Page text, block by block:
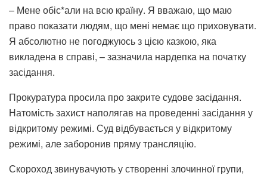
– Мене обіс*али на всю країну. Я вважаю, що маю
право показати людям, що мені немає що приховувати.
Я абсолютно не погоджуюсь з цією казкою, яка
викладена в справі, – зазначила нардепка на початку
засідання.
Прокуратура просила про закрите судове засідання.
Натомість захист наполягав на проведенні засідання у
відкритому режимі. Суд відбувається у відкритому
режимі, але заборонив пряму трансляцію.
Скороход звинувачують у створенні злочинної групи,